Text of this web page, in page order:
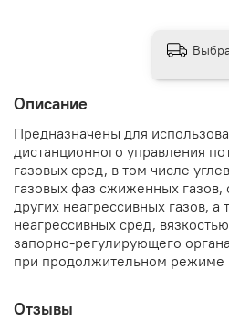
Описание
Предназначены для
дистанционного управления
газовых сред, в том числе
газовых фаз сжиженных газов,
других неагрессивных газов,
неагрессивных сред,
запорно-регулирующего
при продолжительном режиме
Отзывы